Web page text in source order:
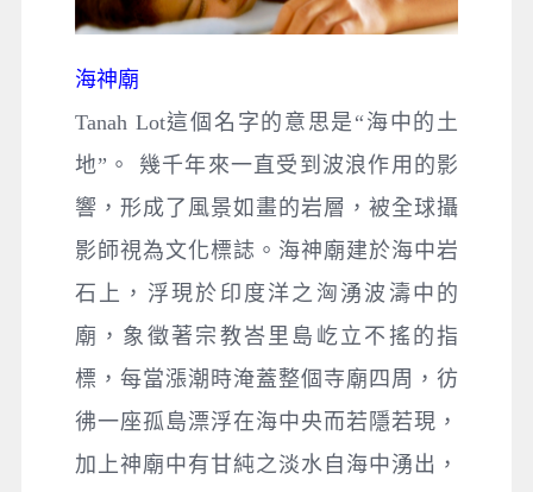
海神廟
Tanah Lot這個名字的意思是“海中的土
地”。 幾千年來一直受到波浪作用的影
響，形成了風景如畫的岩層，被全球攝
影師視為文化標誌。海神廟建於海中岩
石上，浮現於印度洋之洶湧波濤中的
廟，象徵著宗教峇里島屹立不搖的指
標，每當漲潮時淹蓋整個寺廟四周，彷
彿一座孤島漂浮在海中央而若隱若現，
加上神廟中有甘純之淡水自海中湧出，